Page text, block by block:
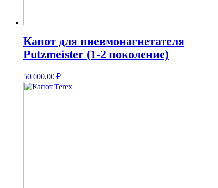
Капот для пневмонагнетателя
Putzmeister (1-2 поколение)
50 000,00 ₽